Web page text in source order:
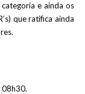
e ainda os
que ratifica ainda
08h30.